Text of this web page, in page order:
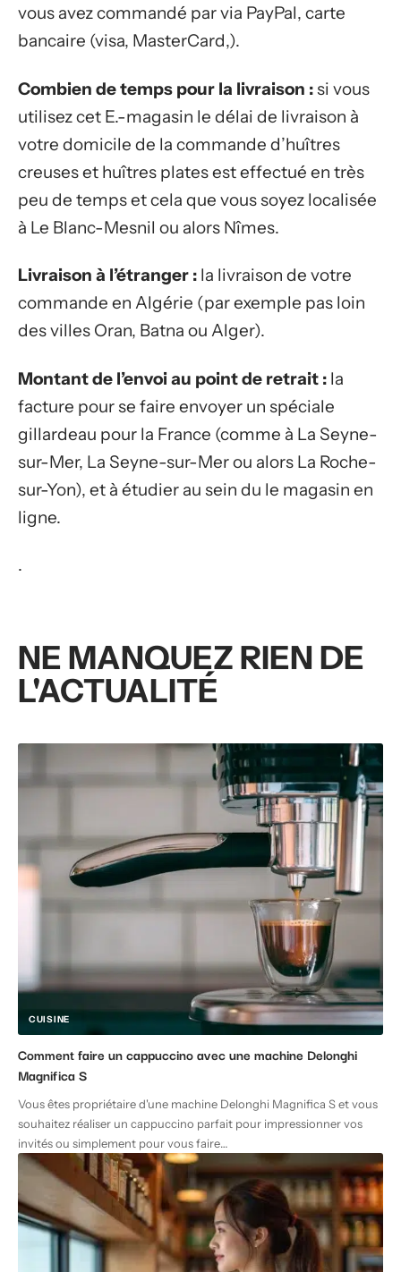
vous avez commandé par via PayPal, carte
bancaire (visa, MasterCard,).
Combien de temps pour la livraison :si vous
utilisez cet E.-magasin le délai de livraison à
votre domicile de la commande d’huîtres
creuses et huîtres plates est effectué en très
peu de temps et cela que vous soyez localisée
à Le Blanc-Mesnil ou alors Nîmes.
Livraison à l’étranger : la livraison de votre
commande en Algérie (par exemple pas loin
des villes Oran, Batna ou Alger).
Montant de l’envoi au point de retrait : la
facture pour se faire envoyer un spéciale
gillardeau pour la France (comme à La Seyne-
sur-Mer, La Seyne-sur-Mer ou alors La Roche-
sur-Yon), et à étudier au sein du le magasin en
ligne.
.
NE MANQUEZ RIEN DE
L'ACTUALITÉ
CUISINE
Comment faire un cappuccino avec une machine Delonghi
Magnifica S
Vous êtes propriétaire d'une machine Delonghi Magnifica S et vous
souhaitez réaliser un cappuccino parfait pour impressionner vos
invités ou simplement pour vous faire…